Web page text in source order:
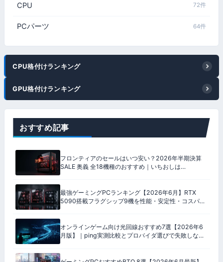
CPU 72件
PCパーツ 64件
CPU格付けランキング
GPU格付けランキング
おすすめ記事
フロンティアのセールはいつ安い？2026年半期決算
SALE 奥義 全18機種のおすすめ｜いちおしは
9800X3D ＋ RX 9070 XT
最強ゲーミングPCランキング【2026年6月】RTX
5090搭載フラグシップ9機を性能・安定性・コスパ・
保証の4軸100点で格付け
オンラインゲーム向け光回線おすすめ7選【2026年6
月版】｜ping実測比較とプロバイダ選びで失敗しない
完全ガイド